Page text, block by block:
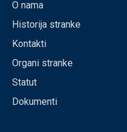
O nama
Historija stranke
Kontakti
Organi stranke
Statut
Dokumenti